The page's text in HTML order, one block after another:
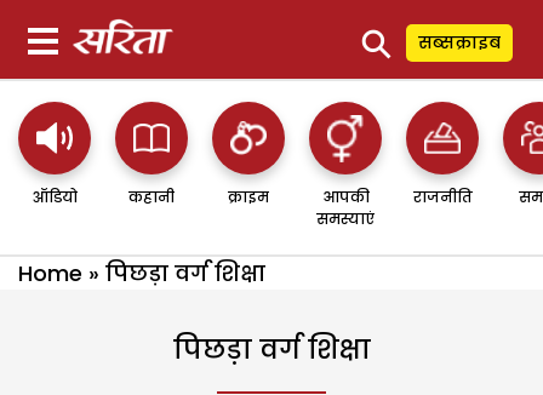
⚲ सब्सक्राइब
ऑडियो कहानी क्राइम
आपकी
समस्याएं
राजनीति
Home » पिछड़ा वर्ग शिक्षा
पिछड़ा वर्ग शिक्षा